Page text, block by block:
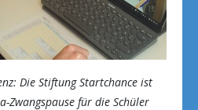
Die Stiftung Startchance ist
Zwangspause für die Schüler